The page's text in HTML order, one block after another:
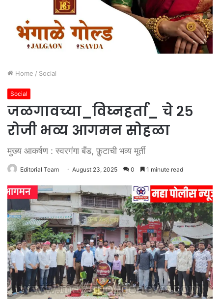
Home / Social
Social
जळगावच्या_विघ्नहर्ता_ चे २५
रोजी भव्य आगमन सोहळा
मुख्य आकर्षण : स्वरगंगा बँड, फ़ुटाची भव्य मूर्ती
Editorial Team August 23, 2025 0 1 minute read